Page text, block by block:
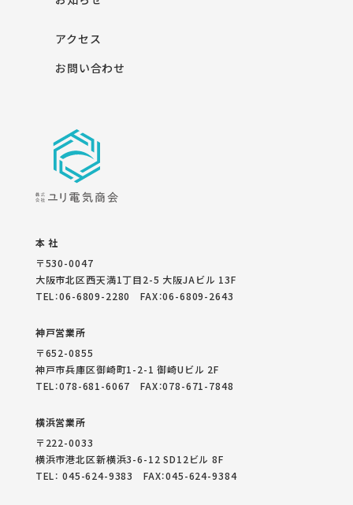
アクセス
お問い合わせ
本 社
〒530-0047
大阪市北区西天満1丁目2-5 大阪JAビル 13F
TEL：06-6809-2280 FAX：06-6809-2643
神戸営業所
〒652-0855
神戸市兵庫区御崎町1-2-1 御崎Uビル 2F
TEL：078-681-6067 FAX：078-671-7848
横浜営業所
〒222-0033
横浜市港北区新横浜3-6-12 SD12ビル 8F
TEL： 045-624-9383 FAX：045-624-9384